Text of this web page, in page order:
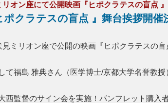
オン座にて公開映画『ヒポクラテスの盲点 』
ポクラテスの盲点 』舞台挨拶開催
見ミリオン座で公開の映画『ヒポクラテスの
て福島 雅典さん（医学博士/京都大学名誉教
西監督のサイン会を実施！パンフレット購入